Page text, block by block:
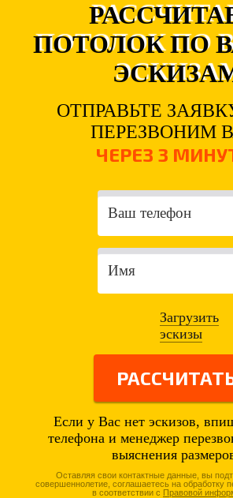
ПОТОЛОК ПО
ОТПРАВЬТЕ
ПЕРЕЗВОНИМ
ЧЕРЕЗ 3
Загрузить
эскизы
Если у Вас нет эскизов,
телефона и менеджер
выяснения
Оставляя свои контактные данные, вы
совершеннолетие, соглашаетесь на обработку
в соответствии с Правовой